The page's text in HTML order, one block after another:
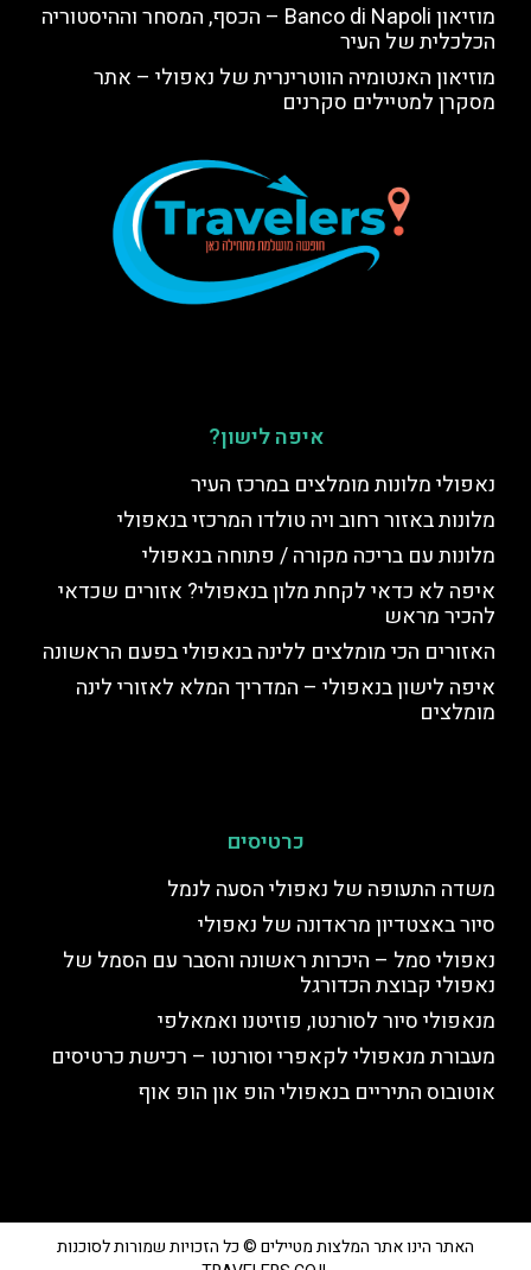
מוזיאון Banco di Napoli – הכסף, המסחר וההיסטוריה
הכלכלית של העיר
מוזיאון האנטומיה הווטרינרית של נאפולי – אתר
מסקרן למטיילים סקרנים
איפה לישון?
נאפולי מלונות מומלצים במרכז העיר
מלונות באזור רחוב ויה טולדו המרכזי בנאפולי
מלונות עם בריכה מקורה / פתוחה בנאפולי
איפה לא כדאי לקחת מלון בנאפולי? אזורים שכדאי
להכיר מראש
האזורים הכי מומלצים ללינה בנאפולי בפעם הראשונה
איפה לישון בנאפולי – המדריך המלא לאזורי לינה
מומלצים
כרטיסים
משדה התעופה של נאפולי הסעה לנמל
סיור באצטדיון מראדונה של נאפולי
נאפולי סמל – היכרות ראשונה והסבר עם הסמל של
נאפולי קבוצת הכדורגל
מנאפולי סיור לסורנטו, פוזיטנו ואמאלפי
מעבורת מנאפולי לקאפרי וסורנטו – רכישת כרטיסים
אוטובוס התיריים בנאפולי הופ און הופ אוף
האתר הינו אתר המלצות מטיילים © כל הזכויות שמורות לסוכנות